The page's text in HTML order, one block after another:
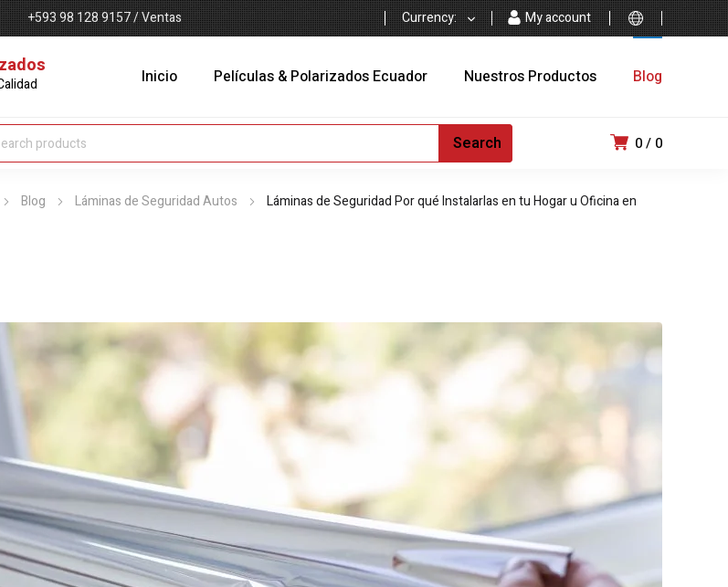
My account
Currency:
+593 98 128 9157 / Ventas
Inicio Películas & Polarizados Ecuador Nuestros Productos Blog
0 0
Blog Láminas de Seguridad Autos
Láminas de Seguridad Por qué Instalarlas en tu Hogar u Oficina en